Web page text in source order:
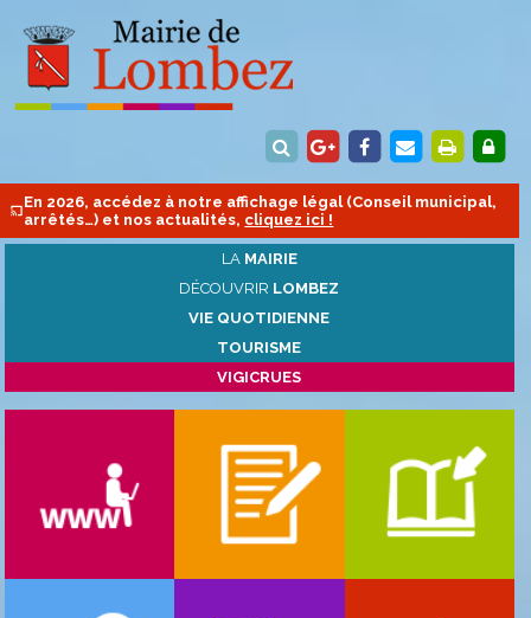
En 2026, accédez à notre affichage légal (Conseil municipal,
arrêtés…) et nos actualités, cliquez ici !
LA MAIRIE
DÉCOUVRIR LOMBEZ
VIE QUOTIDIENNE
TOURISME
VIGICRUES